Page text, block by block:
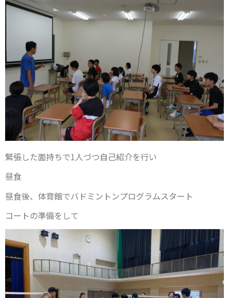
緊張した面持ちで1人づつ自己紹介を行い
昼食
昼食後、体育館でバドミントンプログラムスタート
コートの準備をして